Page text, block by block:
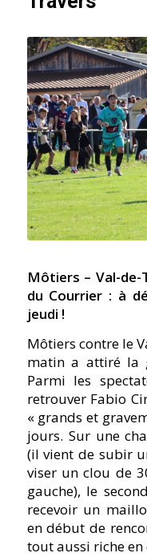
Môtiers – Val-de-
du Courrier : à
jeudi !
Môtiers contre le
matin a attiré la
Parmi les
retrouver Fabio
« grands et
jours. Sur une
(il vient de subir
viser un clou de
gauche), le
recevoir un
en début de
tout aussi riche en